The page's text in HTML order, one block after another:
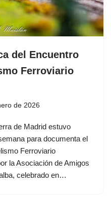
del Encuentro
Ferroviario
de 2026
de Madrid estuvo
para documenta el
Ferroviario
la Asociación de Amigos
celebrado en…